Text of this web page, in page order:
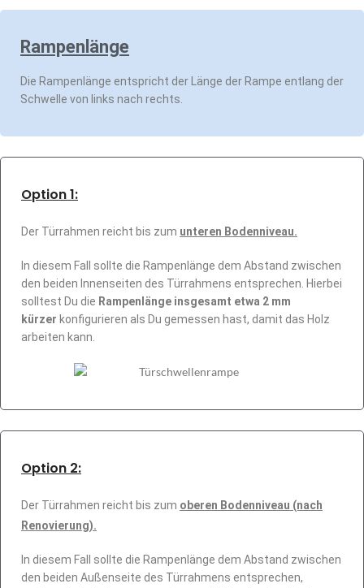
Rampenlänge
Die Rampenlänge entspricht der Länge der Rampe entlang der
Schwelle von links nach rechts.
Option 1:
Der Türrahmen reicht bis zum unteren Bodenniveau.
In diesem Fall sollte die Rampenlänge dem Abstand zwischen
den beiden Innenseiten des Türrahmens entsprechen. Hierbei
solltest Du die Rampenlänge insgesamt etwa 2 mm
kürzer konfigurieren als Du gemessen hast, damit das Holz
arbeiten kann.
Option 2:
Der Türrahmen reicht bis zum oberen Bodenniveau (nach
Renovierung).
In diesem Fall sollte die Rampenlänge dem Abstand zwischen
den beiden Außenseite des Türrahmens entsprechen,